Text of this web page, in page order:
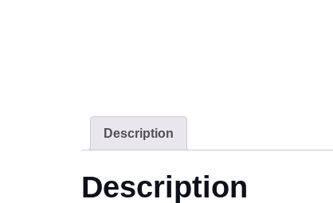
Description
Description